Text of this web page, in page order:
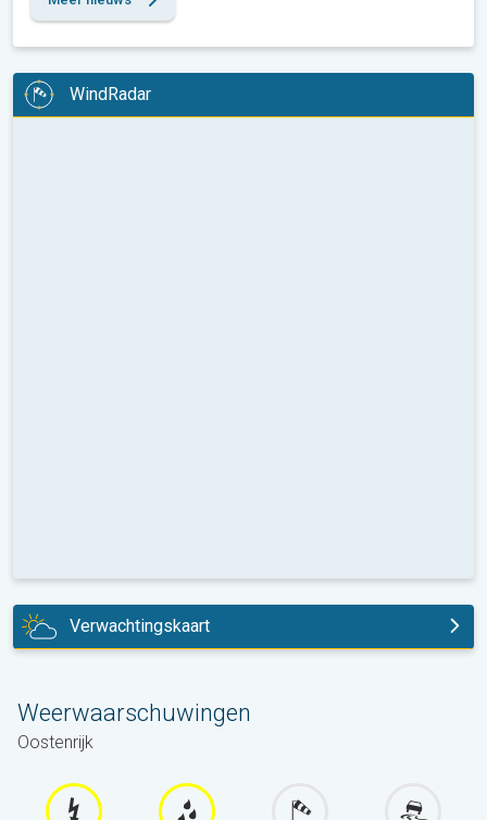
WindRadar
Verwachtingskaart
Weerwaarschuwingen
Oostenrijk